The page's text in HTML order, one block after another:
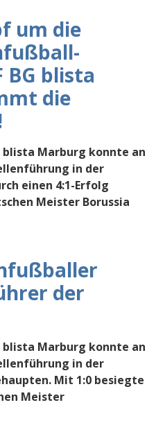
um die
BG blista
die
blista Marburg konnte an
in der
einen 4:1-Erfolg
Meister Borussia
der
blista Marburg konnte an
in der
Mit 1:0 besiegte
Meister